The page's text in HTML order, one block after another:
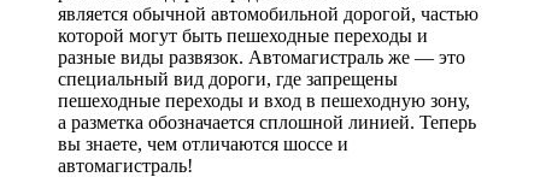
является обычной автомобильной дорогой, частью
которой могут быть пешеходные переходы и
разные виды развязок. Автомагистраль же — это
специальный вид дороги, где запрещены
пешеходные переходы и вход в пешеходную зону,
а разметка обозначается сплошной линией. Теперь
вы знаете, чем отличаются шоссе и
автомагистраль!